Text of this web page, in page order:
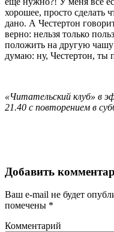
хорошее, просто сделать
дано. А Честертон
верно: нельзя только
положить на другую чашу
думаю: ну, Честертон, ты
«Читательский клуб» в
21.40 с повторением в
Добавить
Ваш e-mail не будет
помечены *
Комментарий